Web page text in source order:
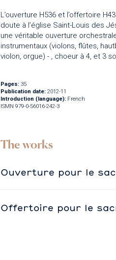
L’ouverture H536 et l’offertoire
doute à l’église Saint-Louis des
une véritable ouverture
instrumentaux (violons, flûtes,
violon, orgue) - , choeur à 4, et 3
Pages: 35
Publication date: 2012-11
Introduction (language): French
ISMN 979-0-56016-242-3
The works
Ouverture pour le
Offertoire pour le